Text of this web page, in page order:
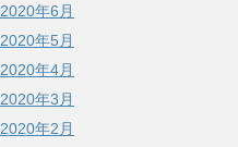
2020年6月
2020年5月
2020年4月
2020年3月
2020年2月